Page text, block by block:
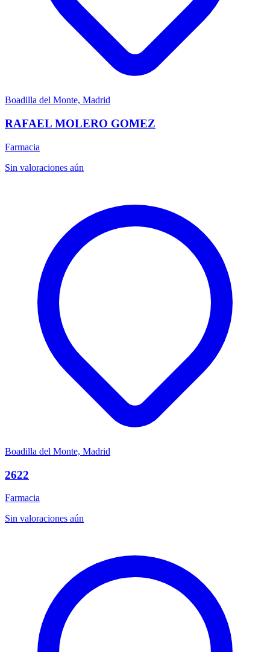
Boadilla del Monte, Madrid
RAFAEL MOLERO GOMEZ
Farmacia
Sin valoraciones aún
Boadilla del Monte, Madrid
2622
Farmacia
Sin valoraciones aún